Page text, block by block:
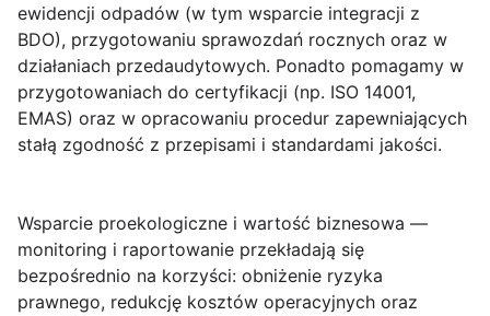
ewidencji odpadów (w tym wsparcie integracji z
BDO), przygotowaniu sprawozdań rocznych oraz w
działaniach przedaudytowych. Ponadto pomagamy w
przygotowaniach do certyfikacji (np. ISO 14001,
EMAS) oraz w opracowaniu procedur zapewniających
stałą zgodność z przepisami i standardami jakości.
Wsparcie proekologiczne i wartość biznesowa —
monitoring i raportowanie przekładają się
bezpośrednio na korzyści: obniżenie ryzyka
prawnego, redukcję kosztów operacyjnych oraz